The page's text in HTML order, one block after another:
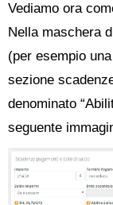
Vediamo ora
Nella maschera
(per esempio
sezione
denominato
seguente